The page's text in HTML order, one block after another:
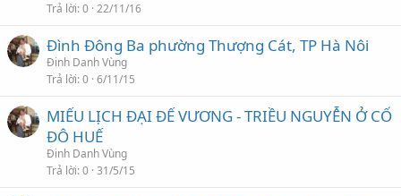
Trả lời 0 22/11/16
Đình Đông Ba phường Thượng Cát, TP Hà Nôi
Đinh Danh Vùng
Trả lời 0 6/11/15
MIẾU LỊCH ĐẠI ĐẾ VƯƠNG - TRIỀU NGUYỄN Ở CỐ
ĐÔ HUẾ
Đinh Danh Vùng
Trả lời 0 31/5/15